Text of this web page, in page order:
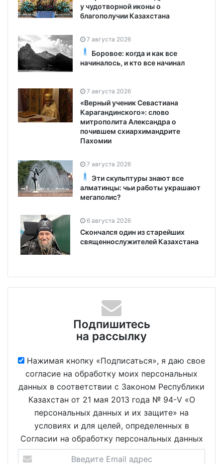
у чудотворной иконы о
благополучии Казахстана
7 августа 2026
Боровое: когда и как все
начиналось, и кто все начинал
7 августа 2026
«Верный ученик Севастиана
Карагандинского»: слово
митрополита Александра о
почившем схиархимандрите
Пахомии
7 августа 2026
Эти скульптуры знают все
алматинцы: чьи работы украшают
мегаполис?
6 августа 2026
Скончался один из старейших
священнослужителей Казахстана
Подпишитесь
на рассылку
Нажимая кнопку «Подписаться», я даю свое
согласие на обработку моих персональных
данных в соответствии с Законом Республики
Казахстан от 21 мая 2013 года № 94-V «О
персональных данных и их защите» на
условиях и для целей, определенных в
Согласии на обработку персональных данных